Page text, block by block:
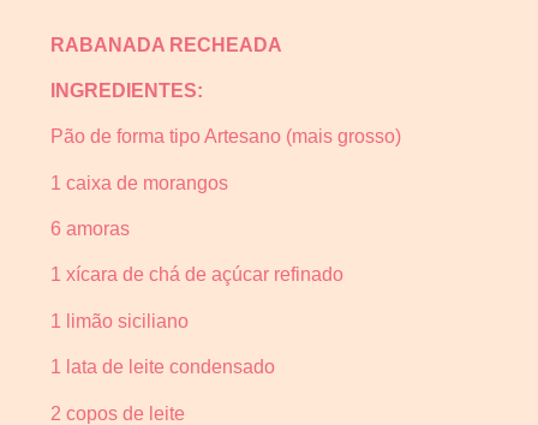
RABANADA RECHEADA
INGREDIENTES:
Pão de forma tipo Artesano (mais grosso)
1 caixa de morangos
6 amoras
1 xícara de chá de açúcar refinado
1 limão siciliano
1 lata de leite condensado
2 copos de leite